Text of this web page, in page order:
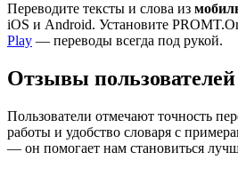
Переводите тексты и слова из
iOS и Android. Установите
Play — переводы всегда под рукой.
Отзывы пользователей
Пользователи отмечают точность
работы и удобство словаря с
— он помогает нам становиться